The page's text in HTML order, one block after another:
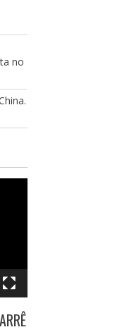
no